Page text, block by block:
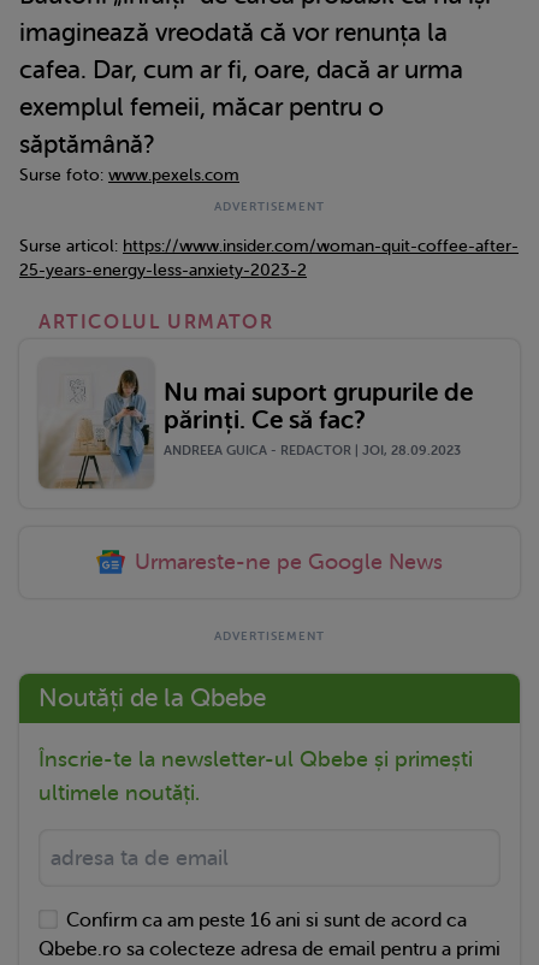
imaginează vreodată că vor renunța la
cafea. Dar, cum ar fi, oare, dacă ar urma
exemplul femeii, măcar pentru o
săptămână?
Surse foto: www.pexels.com
Surse articol: https://www.insider.com/woman-quit-coffee-after-
25-years-energy-less-anxiety-2023-2
ARTICOLUL URMATOR
Nu mai suport grupurile de
părinți. Ce să fac?
ANDREEA GUICA - REDACTOR | JOI, 28.09.2023
Urmareste-ne pe Google News
Noutăți de la Qbebe
Înscrie-te la newsletter-ul Qbebe și primești
ultimele noutăți.
Confirm ca am peste 16 ani si sunt de acord ca
Qbebe.ro sa colecteze adresa de email pentru a primi